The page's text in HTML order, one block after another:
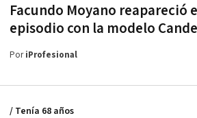
Facundo Moyano reapareció
episodio con la modelo
PoriProfesional
/ Tenía 68 años